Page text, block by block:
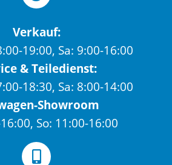
Verkauf:
19:00, Sa: 9:00-16:00
& Teiledienst:
18:30, Sa: 8:00-14:00
Showroom
So: 11:00-16:00